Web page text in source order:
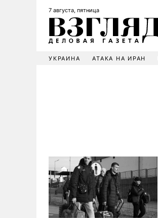
7 августа, пятница
УКРАИНА АТАКА НА ИРАН